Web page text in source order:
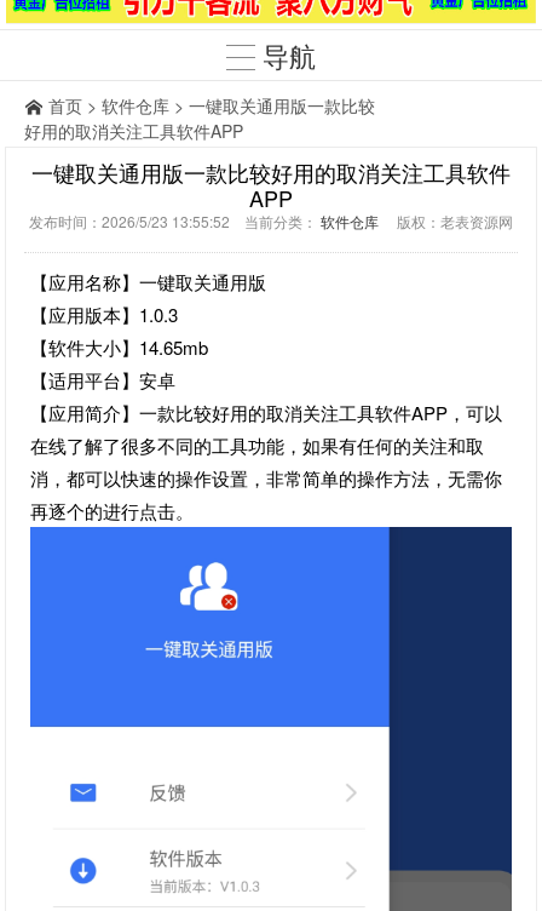
导航
首页 > 软件仓库 > 一键取关通用版一款比较
好用的取消关注工具软件APP
一键取关通用版一款比较好用的取消关注工具软件
APP
发布时间：2026/5/23 13:55:52 当前分类： 软件仓库 版权：老表资源网
【应用名称】一键取关通用版
【应用版本】1.0.3
【软件大小】14.65mb
【适用平台】安卓
【应用简介】一款比较好用的取消关注工具软件APP，可以
在线了解了很多不同的工具功能，如果有任何的关注和取
消，都可以快速的操作设置，非常简单的操作方法，无需你
再逐个的进行点击。